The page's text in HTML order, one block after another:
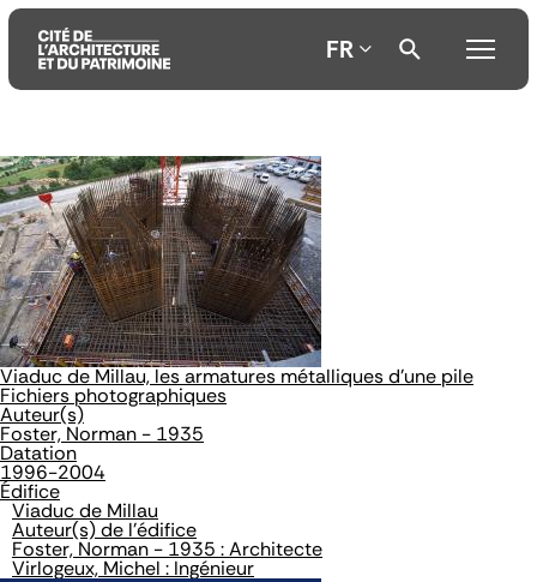
Aller
au
contenu
principal
Aller
au
menu
principal
Aller
à
la
recherche
FR
Viaduc de Millau, les armatures métalliques d'une pile
Fichiers photographiques
Auteur(s)
Foster, Norman - 1935
Datation
1996-2004
Édifice
Viaduc de Millau
Auteur(s) de l'édifice
Foster, Norman - 1935 : Architecte
Virlogeux, Michel : Ingénieur